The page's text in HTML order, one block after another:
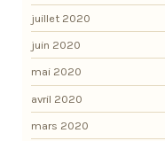
juillet 2020
juin 2020
mai 2020
avril 2020
mars 2020